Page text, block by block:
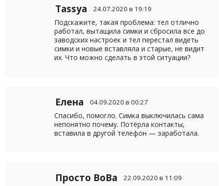
Tassya 24.07.2020 в 19:19
Подскажите, такая проблема: тел отлично
работал, вытащила симки и сбросила все до
заводских настроек и тел перестал видеть
симки и новые вставляла и старые, не видит
их. Что можно сделать в этой ситуации?
Елена 04.09.2020 в 00:27
Cпасибо, помогло. Симка выключилась сама
непонятно почему. Потёрла контакты,
вставила в другой телефон — заработала.
Просто ВоВа 22.09.2020 в 11:09